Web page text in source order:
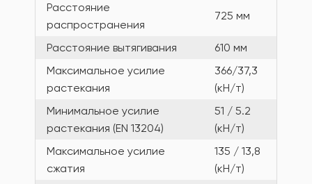
Расстояние
распространения
725 мм
Расстояние вытягивания
610 мм
Максимальное усилие
растекания
366/37,3
(кН/т)
Минимальное усилие
растекания (EN 13204)
51 / 5.2
(кН/т)
Максимальное усилие
сжатия
135 / 13,8
(кН/т)